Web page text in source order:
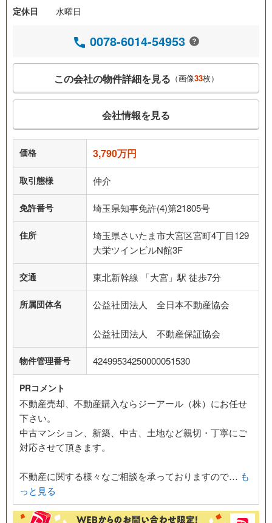
定休日
水曜日
0078-6014-54953
この会社の物件詳細を見る （画像33枚）
会社情報を見る
価格 3,790万円
取引態様 仲介
免許番号 埼玉県知事免許(4)第21805号
住所
埼玉県さいたま市大宮区宮町4丁目129
大栄ツインビルN館3F
交通 東北新幹線 「大宮」駅 徒歩7分
所属団体名 公益社団法人 全日本不動産協会
公益社団法人 不動産保証協会
物件管理番号 42499534250000051530
PRコメント
不動産売却、不動産購入ならジーアール（株）にお任せ
下さい。
中古マンション、新築、中古、土地など親切・丁寧にご
対応させて頂きます。
不動産に関する様々なご相談を承っておりますので… も
っと見る